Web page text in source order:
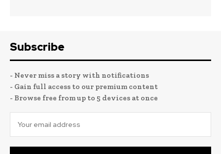
Subscribe
- Never miss a story with notifications
- Gain full access to our premium content
- Browse free from up to 5 devices at once